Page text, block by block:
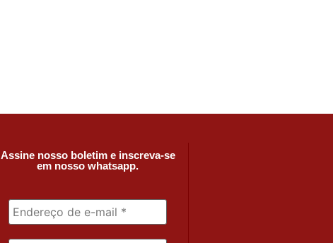
Assine nosso boletim e inscreva-se
em nosso whatsapp.